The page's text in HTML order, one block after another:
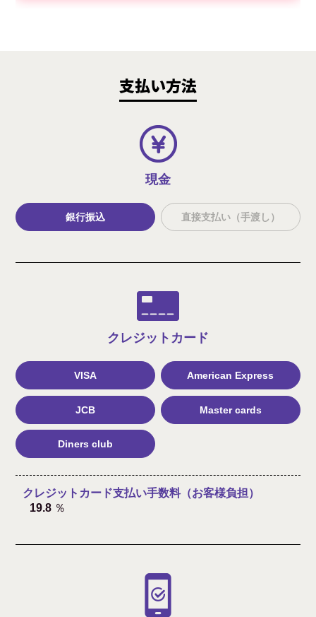
支払い方法
現金
銀行振込 直接支払い（手渡し）
クレジット カード
VISA American Express
JCB Master cards
Diners club
クレジットカード支払い手数料（お客様負担）
19.8